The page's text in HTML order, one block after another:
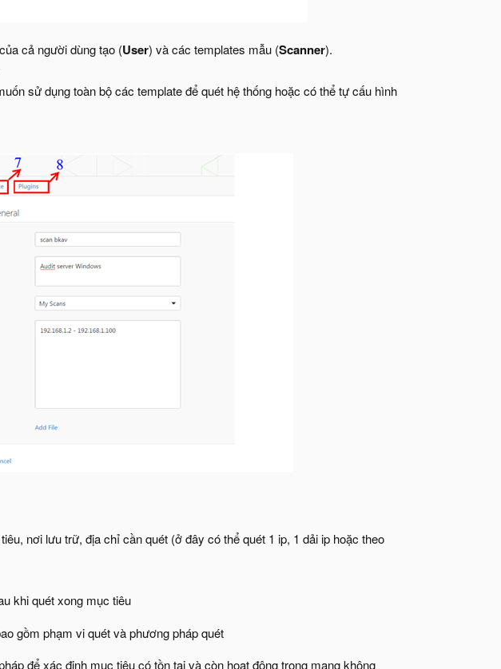
cả người dùng tạo (User) và các templates mẫu (Scanner).
sử dụng toàn bộ các template để quét hệ thống hoặc có thể tự cấu hình
nơi lưu trữ, địa chỉ cần quét (ở đây có thể quét 1 ip, 1 dải ip hoặc theo
khi quét xong mục tiêu
gồm phạm vi quét và phương pháp quét
để xác định mục tiêu có tồn tại và còn hoạt động trong mạng không